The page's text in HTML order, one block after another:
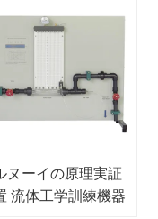
教育機器、教育機
ヌーイの原理実証
流体工学訓練機器